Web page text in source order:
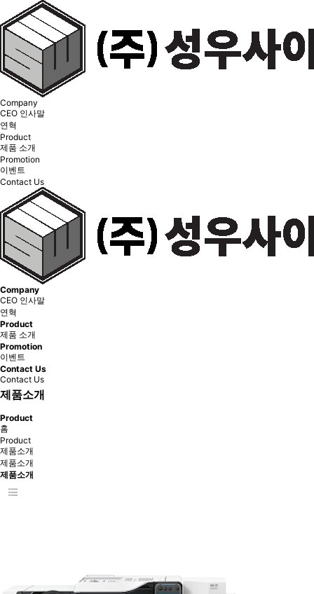
Company
CEO 인사말
연혁
Product
제품 소개
Promotion
이벤트
Contact Us
Company
CEO 인사말
연혁
Product
제품 소개
Promotion
이벤트
Contact Us
Contact Us
제품소개
Product
홈
Product
제품소개
제품소개
제품소개